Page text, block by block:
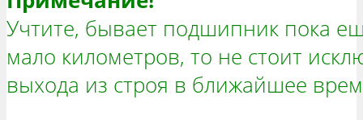
Учтите, бывает подшипник пока
мало километров, то не стоит
выхода из строя в ближайшее